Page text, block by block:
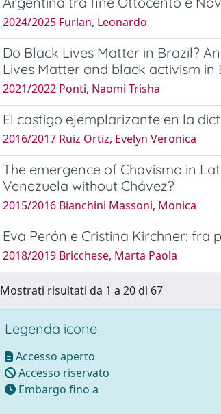
2024/2025 Furlan, Leonardo
Do Black Lives Matter in Brazil?
Lives Matter and black activism in
2021/2022 Ponti, Naomi Trisha
El castigo ejemplarizante en la
2016/2017 Ruiz Ortiz, Evelyn Veronica
The emergence of Chavismo in
Venezuela without Chávez?
2015/2016 Bianchini Massoni, Monica
Eva Perón e Cristina Kirchner: fra
2018/2019 Bricchese, Marta Paola
Mostrati risultati da 1 a 20 di 67
Legenda icone
Accesso aperto
Accesso riservato
Embargo fino a